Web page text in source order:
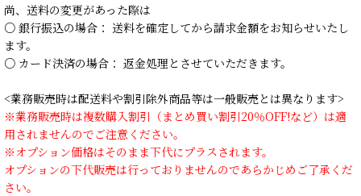
尚、送料の変更があった際は
○ 銀行振込の場合： 送料を確定してから請求金額をお知らせいたし
ます。
○ カード決済の場合： 返金処理とさせていただきます。
<業務販売時は配送料や割引除外商品等は一般販売とは異なります>
※業務販売時は複数購入割引（まとめ買い割引20％OFF!など）は適
用されませんのでご注意ください。
※オプション価格はそのまま下代にプラスされます。
オプションの下代販売は行っておりませんのであらかじめご了承くだ
さい。